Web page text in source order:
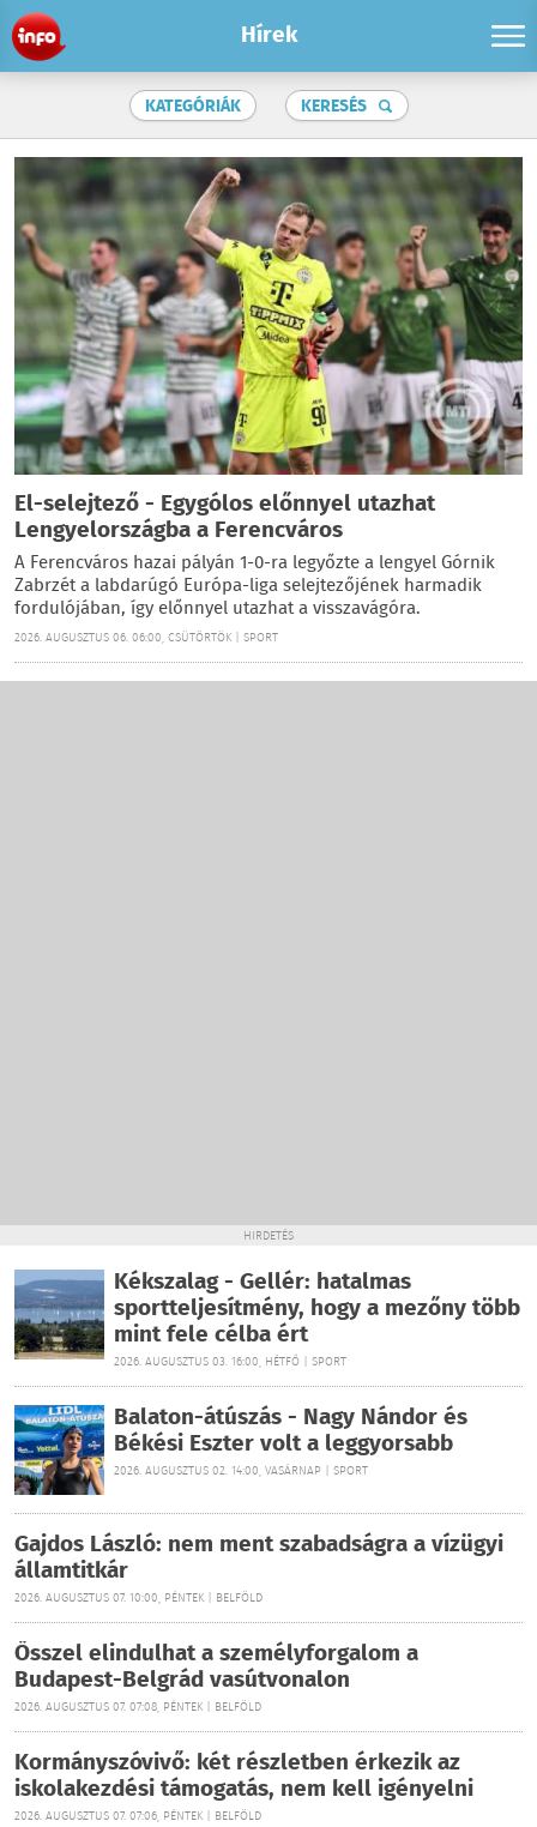
Hírek
KATEGÓRIÁK KERESÉS
El-selejtező - Egygólos előnnyel utazhat
Lengyelországba a Ferencváros
A Ferencváros hazai pályán 1-0-ra legyőzte a lengyel Górnik
Zabrzét a labdarúgó Európa-liga selejtezőjének harmadik
fordulójában, így előnnyel utazhat a visszavágóra.
2026. AUGUSZTUS 06. 06:00, CSÜTÖRTÖK | SPORT
HIRDETÉS
Kékszalag - Gellér: hatalmas
sportteljesítmény, hogy a mezőny több
mint fele célba ért
2026. AUGUSZTUS 03. 16:00, HÉTFŐ | SPORT
Balaton-átúszás - Nagy Nándor és
Békési Eszter volt a leggyorsabb
2026. AUGUSZTUS 02. 14:00, VASÁRNAP | SPORT
Gajdos László: nem ment szabadságra a vízügyi
államtitkár
2026. AUGUSZTUS 07. 10:00, PÉNTEK | BELFÖLD
Ősszel elindulhat a személyforgalom a
Budapest-Belgrád vasútvonalon
2026. AUGUSZTUS 07. 07:08, PÉNTEK | BELFÖLD
Kormányszóvivő: két részletben érkezik az
iskolakezdési támogatás, nem kell igényelni
2026. AUGUSZTUS 07. 07:06, PÉNTEK | BELFÖLD